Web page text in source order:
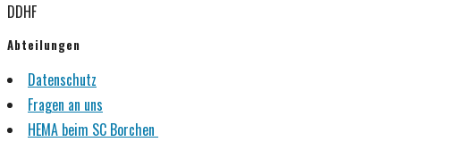
DDHF
Abteilungen
Datenschutz
Fragen an uns
HEMA beim SC Borchen